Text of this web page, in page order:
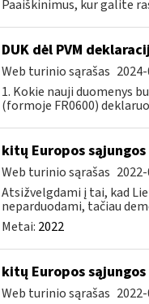
Paaiškinimus, kur galite
DUK dėl PVM
Web turinio sąrašas
1. Kokie nauji duomenys
(formoje FR0600)
kitų Europos
Web turinio sąrašas
Atsižvelgdami į tai, kad
neparduodami, tačiau
Metai: 2022
kitų Europos
Web turinio sąrašas